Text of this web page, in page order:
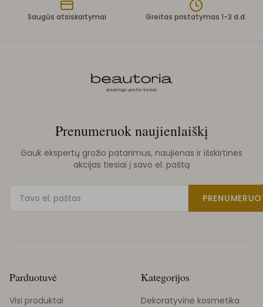
Saugūs atsiskaitymai Greitas pristatymas 1-3 d.d.
Prenumeruok naujienlaiškį
Gauk ekspertų grožio patarimus, naujienas ir išskirtines
akcijas tiesiai į savo el. paštą
Parduotuvė
Visi produktai
Kategorijos
Dekoratyvinė kosmetika